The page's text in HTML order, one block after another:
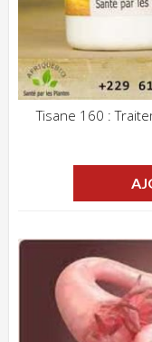
Tisane 160 :